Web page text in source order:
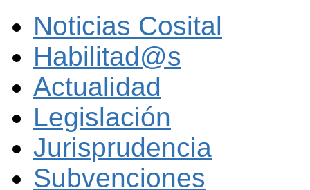
Noticias Cosital
Habilitad@s
Actualidad
Legislación
Jurisprudencia
Subvenciones